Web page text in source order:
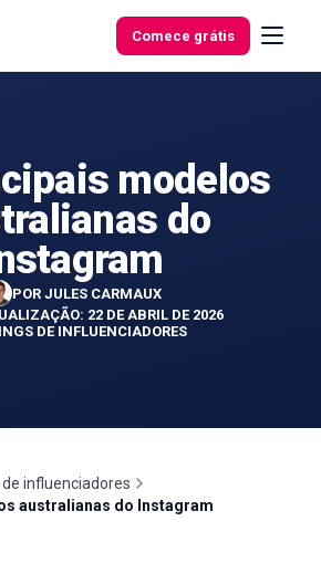
Comece grátis
modelos
do
POR JULES CARMAUX
22 DE ABRIL DE 2026
DE INFLUENCIADORES
de influenciadores
australianas do Instagram